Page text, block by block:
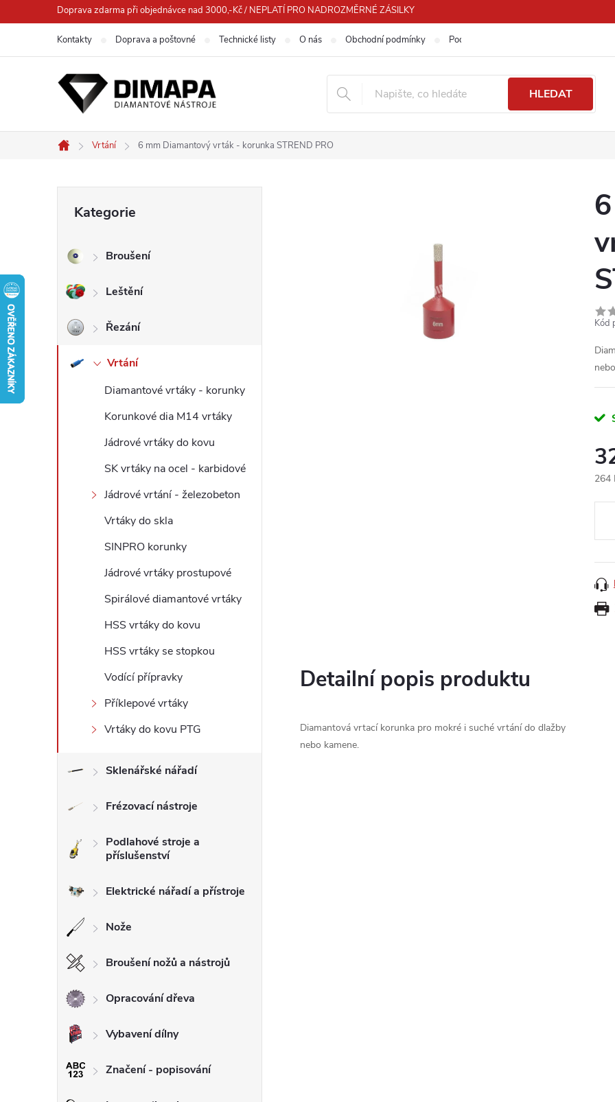
na
Doprava zdarma při objednávce nad 3000,-Kč / NEPLATÍ PRO NADROZMĚRNÉ ZÁSILKY
Kontakty Doprava a poštovné Technické listy O nás Obchodní podmínky Podmínky ochrany osobních údajů
HLEDAT
Domů
Vrtání 6 mm Diamantový vrták - korunka STREND PRO
s
r
kategorie
Kategorie
Broušení
Leštění
Řezání
Vrtání
Diamantové vrtáky - korunky
Korunkové dia M14 vrtáky
Jádrové vrtáky do kovu
SK vrtáky na ocel - karbidové
Jádrové vrtání - železobeton
Vrtáky do skla
SINPRO korunky
Jádrové vrtáky prostupové
Spirálové diamantové vrtáky
HSS vrtáky do kovu
HSS vrtáky se stopkou
Vodící přípravky
Příklepové vrtáky
Vrtáky do kovu PTG
Sklenářské nářadí
Frézovací nástroje
Podlahové stroje a
příslušenství
Elektrické nářadí a přístroje
Nože
Broušení nožů a nástrojů
Opracování dřeva
Vybavení dílny
Značení - popisování
Kód
264
Detailní popis produktu
Diamantová vrtací korunka pro mokré i suché vrtání do dlažby
nebo kamene.